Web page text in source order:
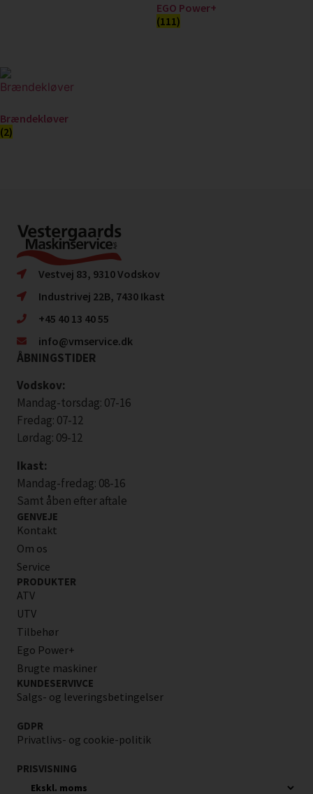
EGO Power+
(111)
Brændekløver
(2)
Vestvej 83, 9310 Vodskov
Industrivej 22B, 7430 Ikast
+45 40 13 40 55
info@vmservice.dk
ÅBNINGSTIDER
Vodskov:
Mandag-torsdag: 07-16
Fredag: 07-12
Lørdag: 09-12
Ikast:
Mandag-fredag: 08-16
Samt åben efter aftale
GENVEJE
Kontakt
Om os
Service
PRODUKTER
ATV
UTV
Tilbehør
Ego Power+
Brugte maskiner
KUNDESERVIVCE
Salgs- og leveringsbetingelser
GDPR
Privatlivs- og cookie-politik
PRISVISNING